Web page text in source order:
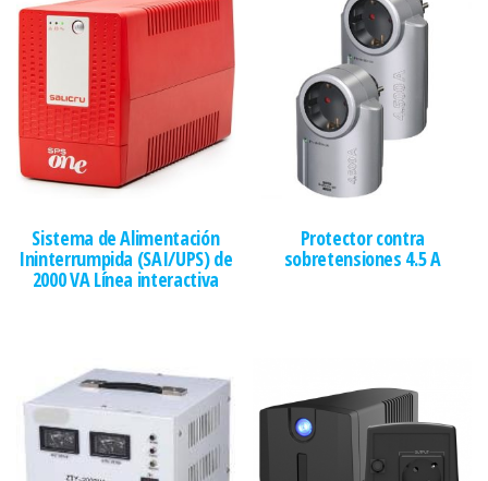
Sistema de Alimentación
Ininterrumpida (SAI/UPS) de
2000 VA Línea interactiva
Protector contra
sobretensiones 4.5 A